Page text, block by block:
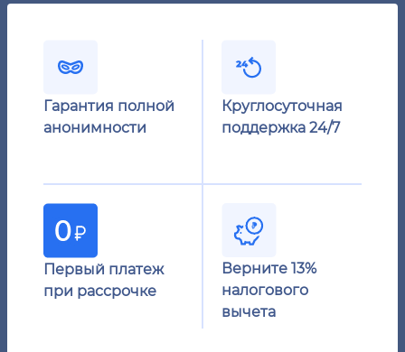
Гарантия полной
анонимности
Круглосуточная
поддержка 24/7
Первый платеж
при рассрочке
Верните 13%
налогового
вычета